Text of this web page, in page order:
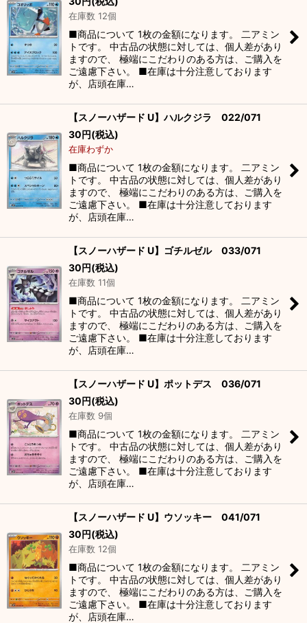
在庫数 12個
■商品について 1枚の金額になります。 二アミン
トです。 中古品の状態に対しては、個人差があり
ますので、 極端にこだわりのある方は、ご購入を
ご遠慮下さい。 ■在庫は十分注意しております
が、店頭在庫…
【スノーハザード U】ハルクジラ 022/071
30円(税込)
在庫わずか
■商品について 1枚の金額になります。 二アミン
トです。 中古品の状態に対しては、個人差があり
ますので、 極端にこだわりのある方は、ご購入を
ご遠慮下さい。 ■在庫は十分注意しております
が、店頭在庫…
【スノーハザード U】ゴチルゼル 033/071
30円(税込)
在庫数 11個
■商品について 1枚の金額になります。 二アミン
トです。 中古品の状態に対しては、個人差があり
ますので、 極端にこだわりのある方は、ご購入を
ご遠慮下さい。 ■在庫は十分注意しております
が、店頭在庫…
【スノーハザード U】ポットデス 036/071
30円(税込)
在庫数 9個
■商品について 1枚の金額になります。 二アミン
トです。 中古品の状態に対しては、個人差があり
ますので、 極端にこだわりのある方は、ご購入を
ご遠慮下さい。 ■在庫は十分注意しております
が、店頭在庫…
【スノーハザード U】ウソッキー 041/071
30円(税込)
在庫数 12個
■商品について 1枚の金額になります。 二アミン
トです。 中古品の状態に対しては、個人差があり
ますので、 極端にこだわりのある方は、ご購入を
ご遠慮下さい。 ■在庫は十分注意しております
が、店頭在庫…